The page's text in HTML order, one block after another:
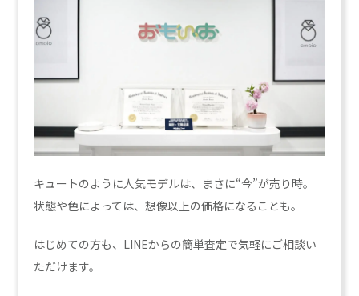
キュートのように人気モデルは、まさに“今”が売り時。
状態や色によっては、想像以上の価格になることも。
はじめての方も、LINEからの簡単査定で気軽にご相談い
ただけます。